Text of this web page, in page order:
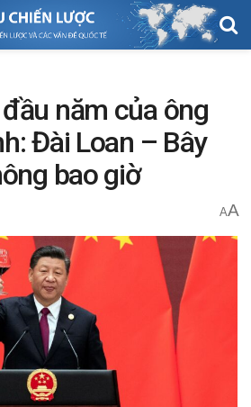
năm của ông
Đài Loan – Bây
bao giờ
AA